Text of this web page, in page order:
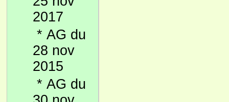
2017
* AG du
28 nov
2015
* AG du